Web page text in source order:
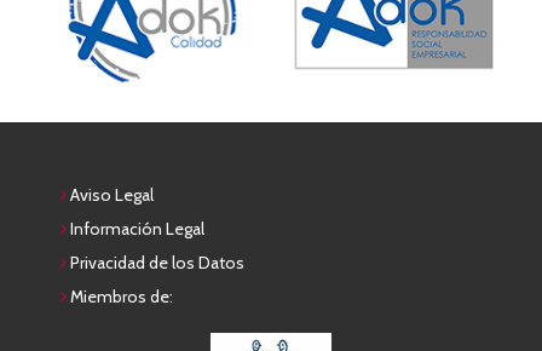
Aviso Legal
Información Legal
Privacidad de los Datos
Miembros de: